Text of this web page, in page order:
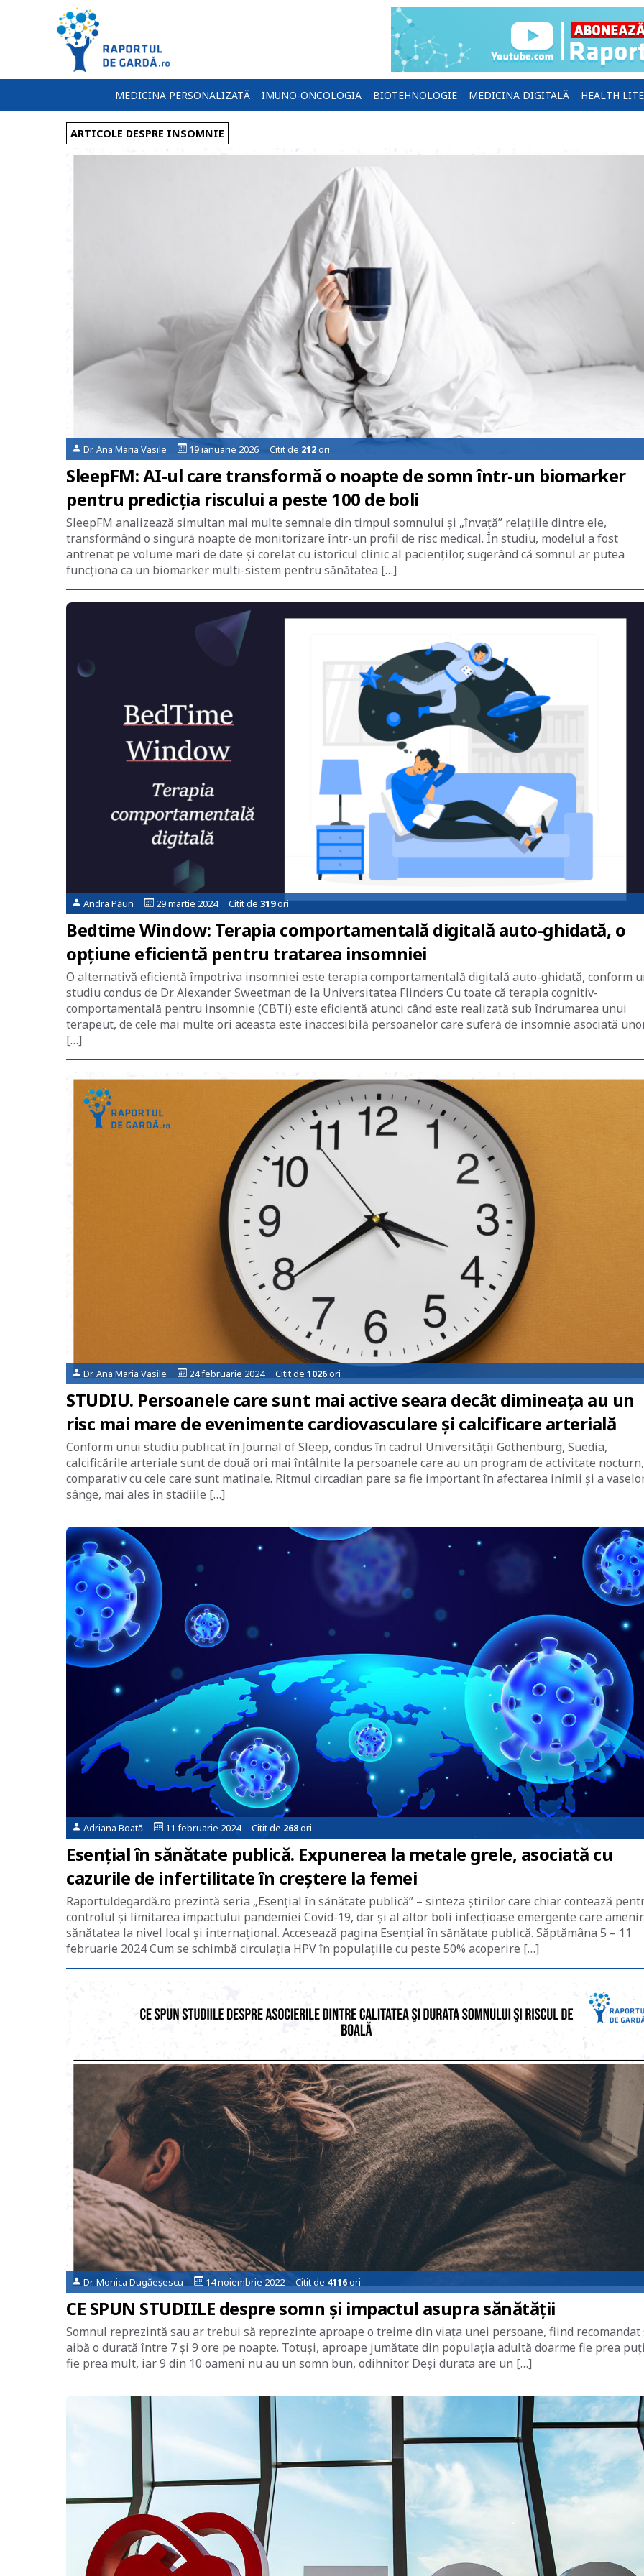
MEDICINA PERSONALIZATĂ IMUNO-ONCOLOGIA BIOTEHNOLOGIE MEDICINA DIGITALĂ HEALTH
ARTICOLE DESPRE INSOMNIE
Dr. Ana Maria Vasile 19 ianuarie 2026 Citit de 212ori
SleepFM: AI-ul care transformă o noapte de somn într-un biomarker
pentru predicția riscului a peste 100 de boli
SleepFM analizează simultan mai multe semnale din timpul somnului și „învață” relațiile dintre ele,
transformând o singură noapte de monitorizare într-un profil de risc medical. În studiu, modelul a fost
antrenat pe volume mari de date și corelat cu istoricul clinic al pacienților, sugerând că somnul ar putea
funcționa ca un biomarker multi-sistem pentru sănătatea […]
Andra Păun 29 martie 2024 Citit de 319ori
Bedtime Window: Terapia comportamentală digitală auto-ghidată, o
opțiune eficientă pentru tratarea insomniei
O alternativă eficientă împotriva insomniei este terapia comportamentală digitală auto-ghidată, conform
studiu condus de Dr. Alexander Sweetman de la Universitatea Flinders Cu toate că terapia cognitiv-
comportamentală pentru insomnie (CBTi) este eficientă atunci când este realizată sub îndrumarea unui
terapeut, de cele mai multe ori aceasta este inaccesibilă persoanelor care suferă de insomnie asociată
[…]
Dr. Ana Maria Vasile 24 februarie 2024 Citit de 1026ori
STUDIU. Persoanele care sunt mai active seara decât dimineața au un
risc mai mare de evenimente cardiovasculare și calcificare arterială
Conform unui studiu publicat în Journal of Sleep, condus în cadrul Universității Gothenburg, Suedia,
calcificările arteriale sunt de două ori mai întâlnite la persoanele care au un program de activitate nocturn,
comparativ cu cele care sunt matinale. Ritmul circadian pare sa fie important în afectarea inimii și a
sânge, mai ales în stadiile […]
Adriana Boată 11 februarie 2024 Citit de 268ori
Esențial în sănătate publică. Expunerea la metale grele, asociată cu
cazurile de infertilitate în creștere la femei
Raportuldegardă.ro prezintă seria „Esențial în sănătate publică” – sinteza știrilor care chiar contează
controlul și limitarea impactului pandemiei Covid-19, dar și al altor boli infecțioase emergente care
sănătatea la nivel local și internațional. Accesează pagina Esențial în sănătate publică. Săptămâna 5 – 11
februarie 2024 Cum se schimbă circulația HPV în populațiile cu peste 50% acoperire […]
Dr. Monica Dugăeșescu 14 noiembrie 2022 Citit de 4116ori
CE SPUN STUDIILE despre somn și impactul asupra sănătății
Somnul reprezintă sau ar trebui să reprezinte aproape o treime din viaţa unei persoane, fiind recomandat
aibă o durată între 7 şi 9 ore pe noapte. Totuşi, aproape jumătate din populaţia adultă doarme fie prea
fie prea mult, iar 9 din 10 oameni nu au un somn bun, odihnitor. Deşi durata are un […]